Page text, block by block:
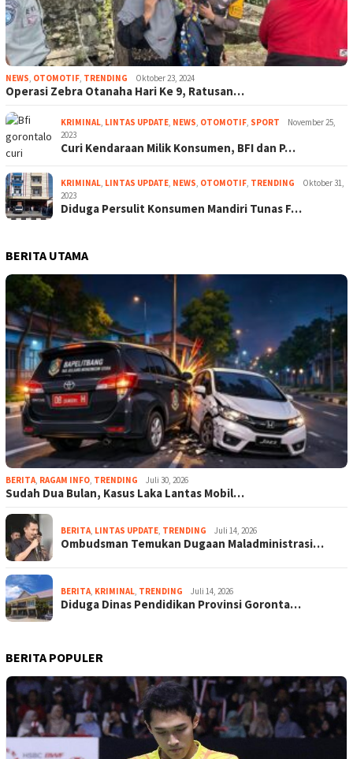
NEWS, OTOMOTIF, TRENDING Oktober 23, 2024
Operasi Zebra Otanaha Hari Ke 9, Ratusan…
KRIMINAL, LINTAS UPDATE, NEWS, OTOMOTIF, SPORT
November 25,
2023
Curi Kendaraan Milik Konsumen, BFI dan P…
KRIMINAL, LINTAS UPDATE, NEWS, OTOMOTIF, TRENDING
Oktober 31,
2023
Diduga Persulit Konsumen Mandiri Tunas F…
BERITA UTAMA
BERITA, RAGAM INFO, TRENDING Juli 30, 2026
Sudah Dua Bulan, Kasus Laka Lantas Mobil…
BERITA, LINTAS UPDATE, TRENDING Juli 14, 2026
Ombudsman Temukan Dugaan Maladministrasi…
BERITA, KRIMINAL, TRENDING Juli 14, 2026
Diduga Dinas Pendidikan Provinsi Goronta…
BERITA POPULER